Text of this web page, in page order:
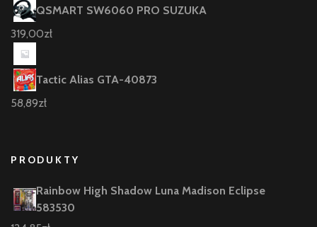
QSMART SW6060 PRO SUZUKA
319,00zł
Tactic Alias GTA-40873
58,89zł
PRODUKTY
Rainbow High Shadow Luna Madison Eclipse
583530